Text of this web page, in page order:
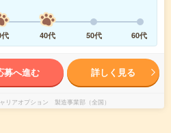
40代 50代 60代
募へ進む 詳しく見る
リアオプション 製造事業部（全国）